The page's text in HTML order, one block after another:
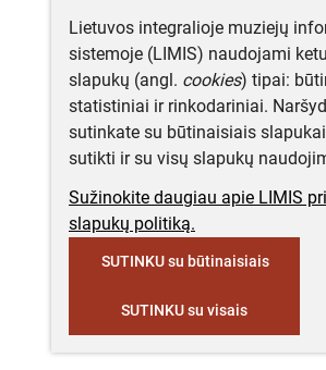
Lietuvos integralioje muziejų
sistemoje (LIMIS) naudojami
slapukų (angl. cookies) tipai:
statistiniai ir rinkodariniai.
sutinkate su būtinaisiais
sutikti ir su visų slapukų
Sužinokite daugiau apie LIMIS
slapukų politiką.
SUTINKU su būtinaisiais
SUTINKU su visais